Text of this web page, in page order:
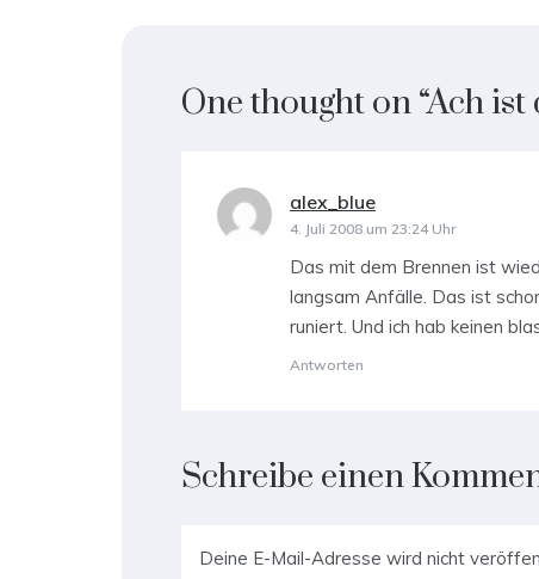
One thought on “Ach ist
alex_blue
4. Juli 2008 um 23:24 Uhr
Das mit dem Brennen ist
langsam Anfälle. Das ist
runiert. Und ich hab keinen
Antworten
Schreibe einen
Deine E-Mail-Adresse wird nicht